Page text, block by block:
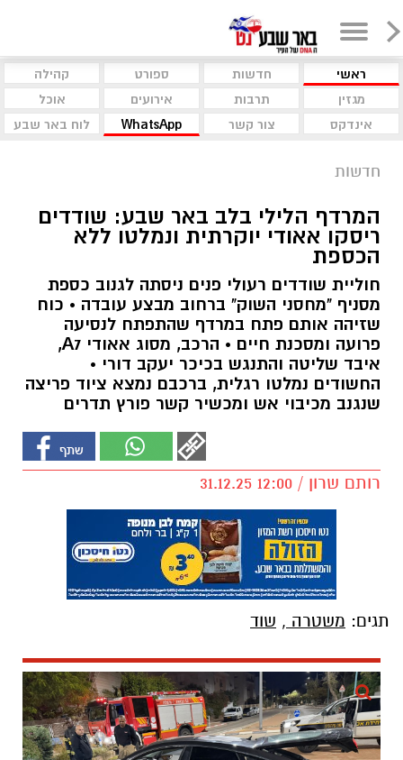
ראשי חדשות ספורט
קהילה
מגזין
תרבות אירועים
אוכל
אינדקס
צור קשר WhatsApp לוח באר שבע
חדשות
המרדף הלילי בלב באר שבע: שודדים
ריסקו אאודי יוקרתית ונמלטו ללא
הכספת
חוליית שודדים רעולי פנים ניסתה לגנוב כספת
מסניף "מחסני השוק" ברחוב מבצע עובדה • כוח
שזיהה אותם פתח במרדף שהתפתח לנסיעה
פרועה ומסכנת חיים • הרכב, מסוג אאודי A7,
איבד שליטה והתנגש בכיכר יעקב דורי •
החשודים נמלטו רגלית, ברכבם נמצא ציוד פריצה
שנגנב מכיבוי אש ומכשיר קשר פורץ תדרים
רותם שרון / 12:00 31.12.25
תגים: משטרה , שוד